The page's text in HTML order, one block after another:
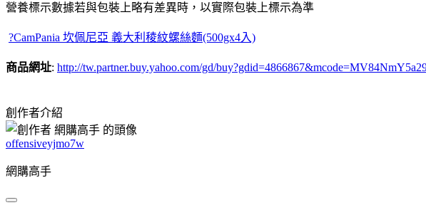
營養標示數據若與包裝上略有差異時，以實際包裝上標示為準
?CamPania 坎佩尼亞 義大利稜紋螺絲麵(500gx4入)
商品網址: http://tw.partner.buy.yahoo.com/gd/
創作者介紹
offensiveyjmo7w
網購高手